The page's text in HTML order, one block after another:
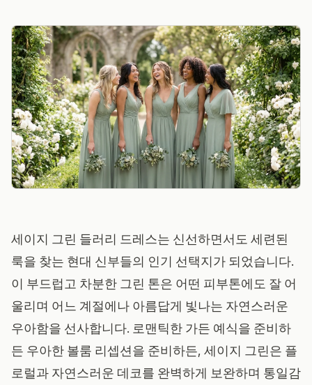
세이지 그린 들러리 드레스는 신선하면서도 세련된
룩을 찾는 현대 신부들의 인기 선택지가 되었습니다.
이 부드럽고 차분한 그린 톤은 어떤 피부톤에도 잘 어
울리며 어느 계절에나 아름답게 빛나는 자연스러운
우아함을 선사합니다. 로맨틱한 가든 예식을 준비하
든 우아한 볼룸 리셉션을 준비하든, 세이지 그린은 플
로럴과 자연스러운 데코를 완벽하게 보완하며 통일감